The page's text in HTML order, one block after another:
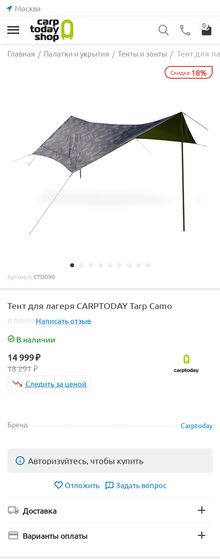
Москва
0
Главная / Палатки и укрытия / Тенты и зонты / Тент для
Скидка 18%
Артикул: CTD090
Тент для лагеря CARPTODAY Tarp Camo
Написать отзыв
В наличии
14 999₽
18 291 ₽
Следить за ценой
Бренд Carptoday
Авторизуйтесь, чтобы купить
Отложить Задать вопрос
Доставка
Варианты оплаты